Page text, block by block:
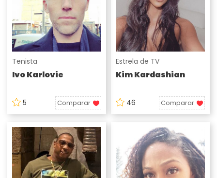
Tenista
Ivo Karlovic
5 Comparar
Estrela de TV
Kim Kardashian
46 Comparar